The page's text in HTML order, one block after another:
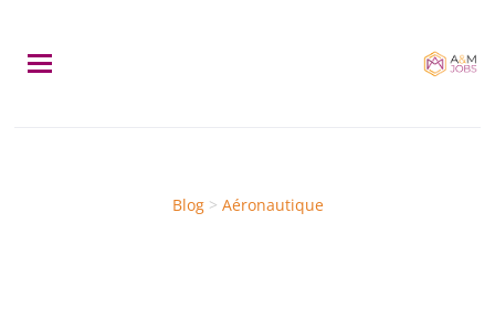
main
content
Blog> Aéronautique